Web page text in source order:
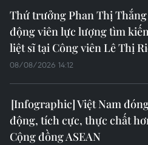
Thứ trưởng Phan Thị
động viên lực lượng tìm
liệt sĩ tại Công viên Lê Thị
08/08/2026 14:12
Việt Nam
động, tích cực, thực chất
Cộng đồng ASEAN